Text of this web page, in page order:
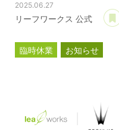
2025.06.27
リーフワークス 公式
臨時休業 お知らせ